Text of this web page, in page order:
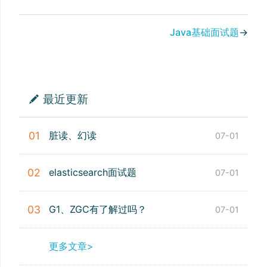
Java基础面试题→
最近更新
01 脏读、幻读 07-01
02 elasticsearch面试题 07-01
03 G1、ZGC有了解过吗？ 07-01
更多文章>